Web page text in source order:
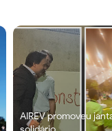
AIREV promoveu